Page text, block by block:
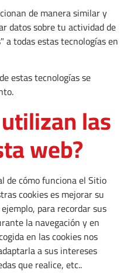
de manera similar y
datos sobre tu actividad de
a todas estas tecnologías en
estas tecnologías se
las
web?
de cómo funciona el Sitio
cookies es mejorar su
para recordar sus
la navegación y en
en las cookies nos
a sus intereses
que realice, etc..